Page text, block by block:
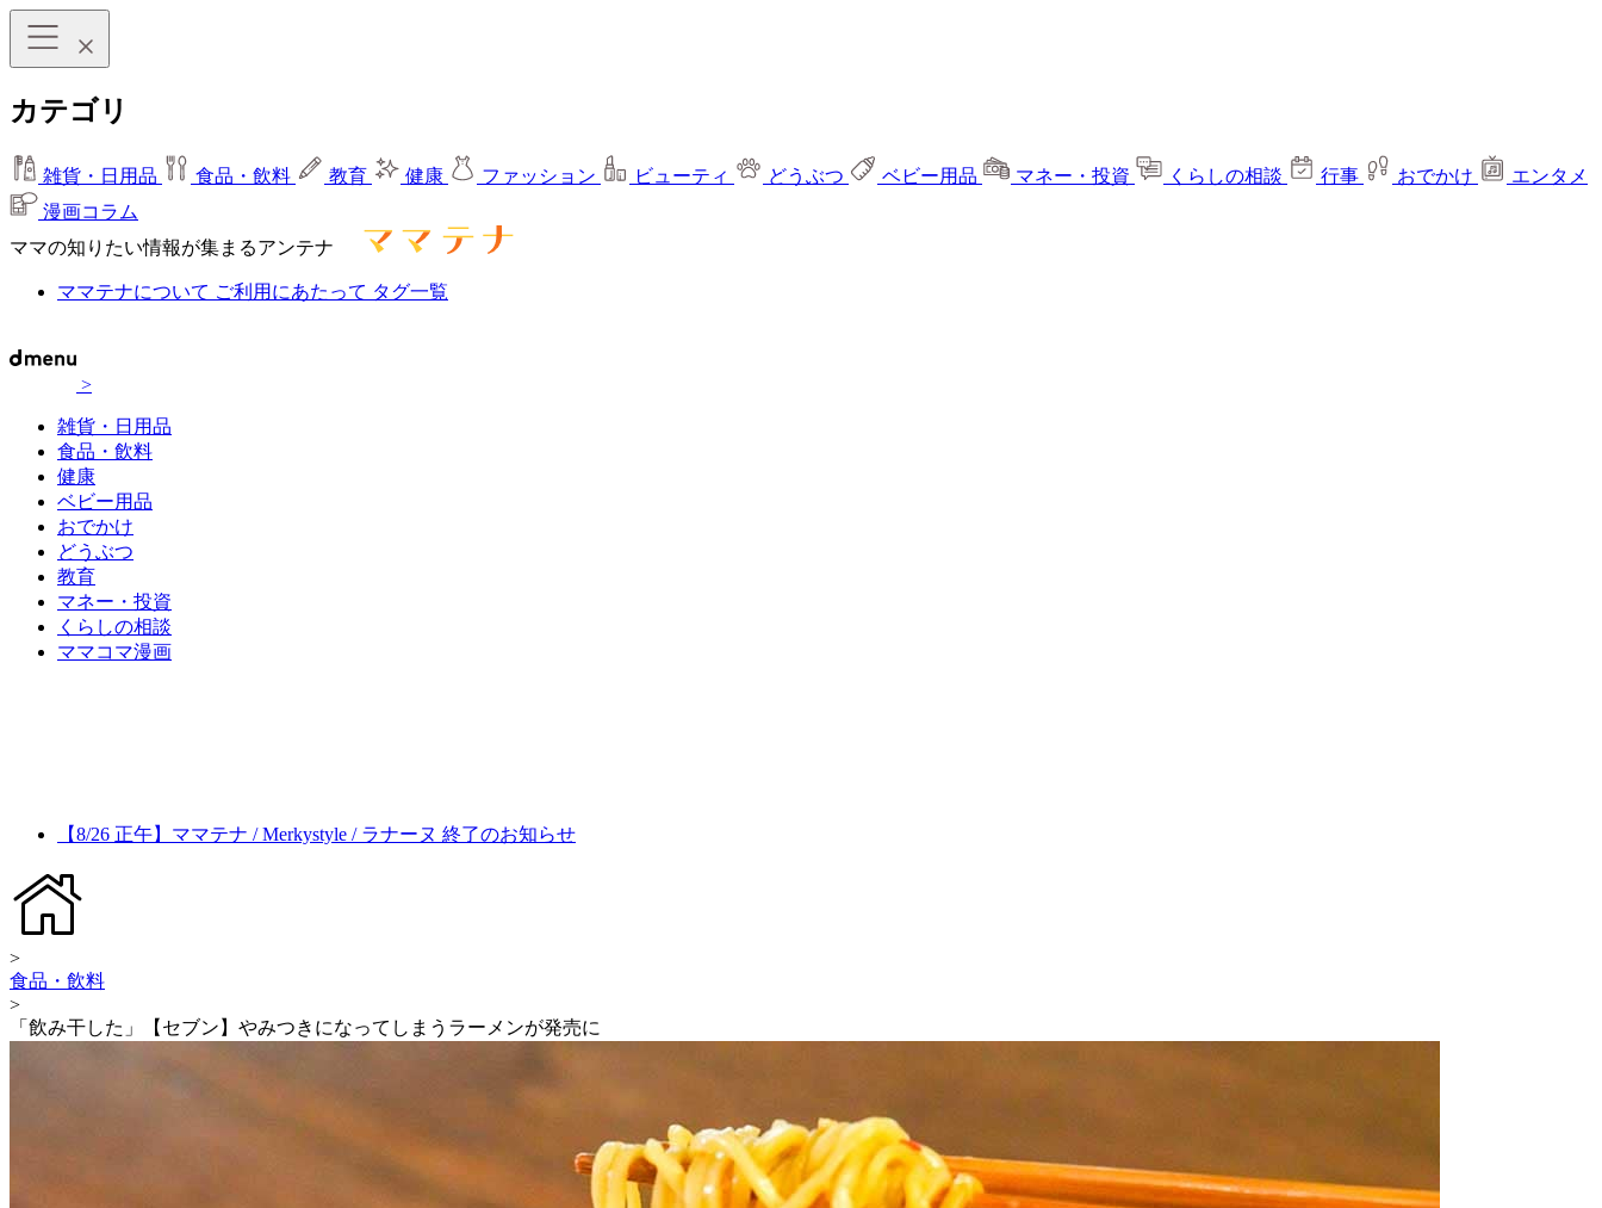
カテゴリ
雑貨・日用品 食品・飲料 教育 健康 ファッション ビューティ どうぶつ ベビー用品 マネー・投資 くらしの相談 行事 おでかけ
エンタメ
漫画コラム
ママの知りたい情報が集まるアンテナ
ママテナについて ご利用にあたって タグ一覧
>
雑貨・日用品
食品・飲料
健康
ベビー用品
おでかけ
どうぶつ
教育
マネー・投資
くらしの相談
ママコマ漫画
【8/26 正午】ママテナ / Merkystyle / ラナーヌ 終了のお知らせ
>
食品・飲料
>
「飲み干した」【セブン】やみつきになってしまうラーメンが発売に